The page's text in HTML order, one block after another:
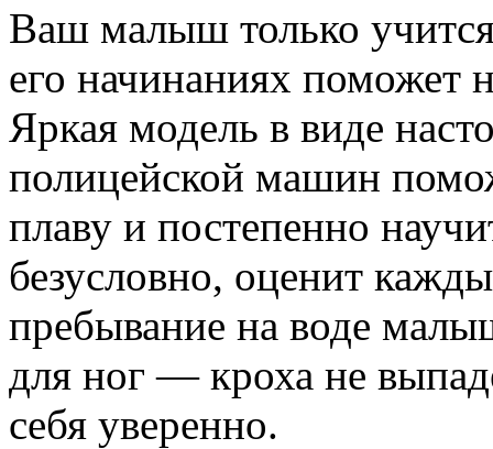
Ваш малыш только
его начинаниях поможет
Яркая модель в виде
полицейской машин
плаву и постепенно
безусловно, оценит
пребывание на воде
для ног — кроха не
себя уверенно.